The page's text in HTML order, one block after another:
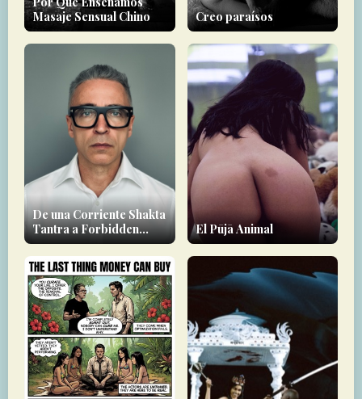
Masaje Sensual Chino
Creo paraísos
De una Corriente Shakta
Tantra a Forbidden
Yoga
El Pūjā Animal